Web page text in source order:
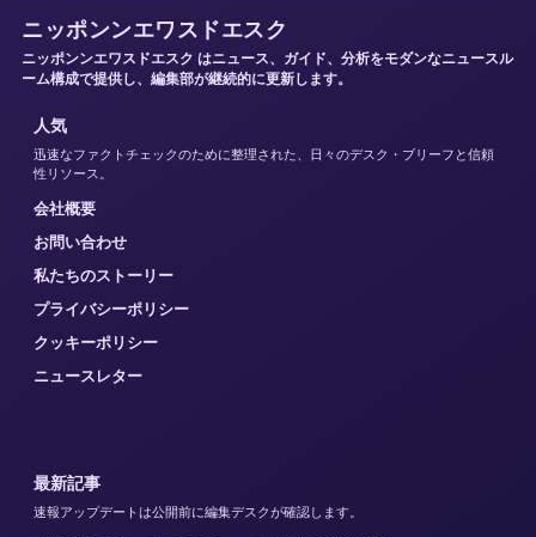
ニッポンンエワスドエスク
ニッポンンエワスドエスク はニュース、ガイド、分析をモダンなニュースル
ーム構成で提供し、編集部が継続的に更新します。
人気
迅速なファクトチェックのために整理された、日々のデスク・ブリーフと信頼
性リソース。
会社概要
お問い合わせ
私たちのストーリー
プライバシーポリシー
クッキーポリシー
ニュースレター
最新記事
速報アップデートは公開前に編集デスクが確認します。